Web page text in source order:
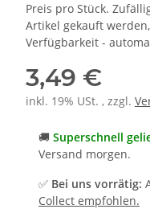
Preis pro Stück.
Artikel gekauft
Verfügbarkeit -
3,49 €
inkl. 19% USt. , zzgl.
🚚 Superschnell
Versand morgen.
✅ Bei uns vorrätig:
Collect empfohlen.